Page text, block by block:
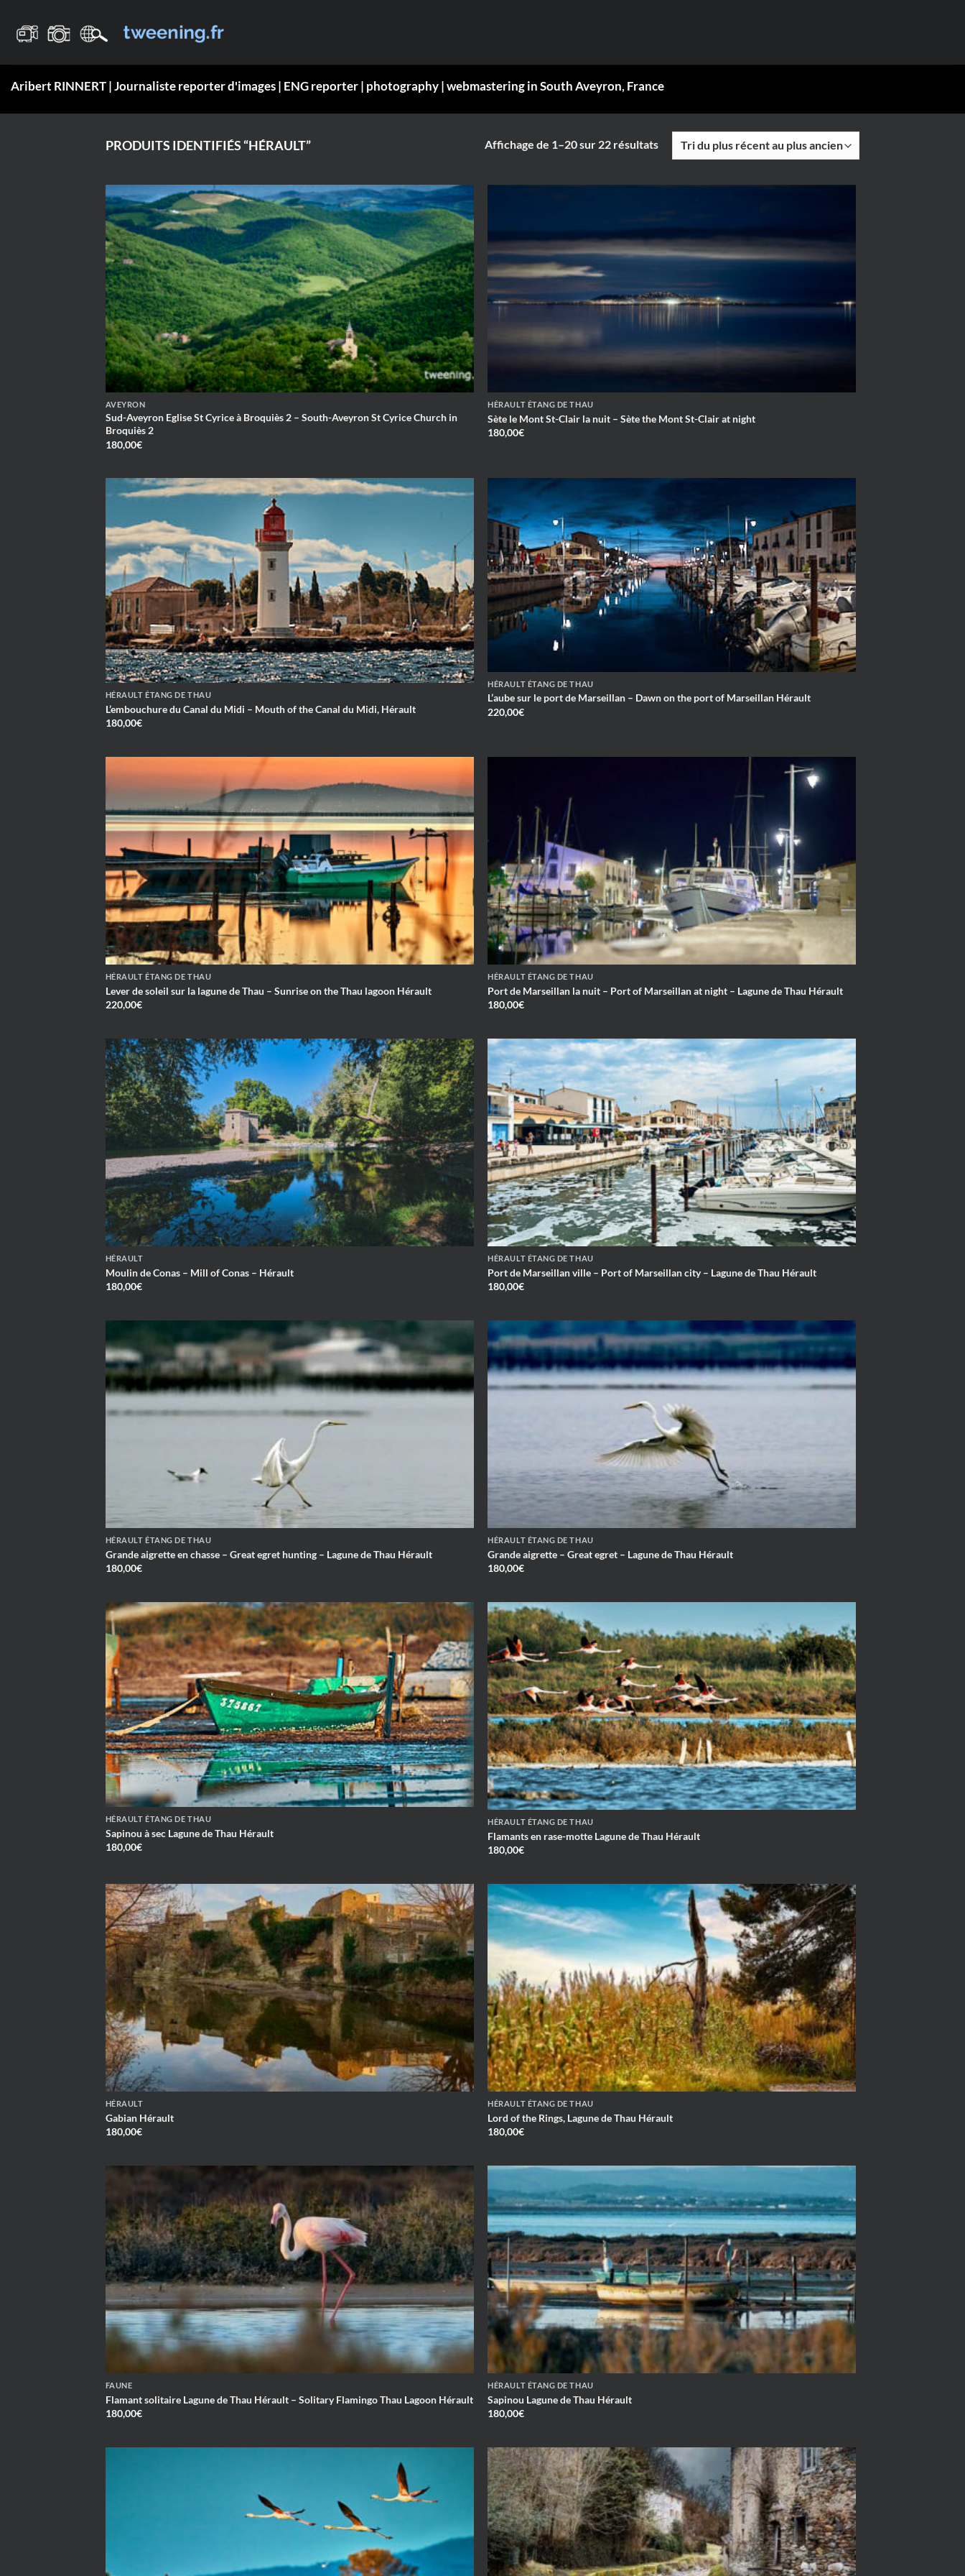
contenu
Aribert RINNERT | Journaliste reporter d'images | ENG reporter | photography | webmastering in South Aveyron, France
PRODUITS IDENTIFIÉS “HÉRAULT” Affichage de 1–20 sur 22 résultatsTrié
ancien
AVEYRON
Sud-Aveyron Eglise St Cyrice à Broquiès 2 – South-Aveyron St Cyrice Church in
Broquiès 2
180,00€
HÉRAULT ÉTANG DE THAU
Sète le Mont St-Clair la nuit – Sète the Mont St-Clair at night
180,00€
HÉRAULT ÉTANG DE THAU
L’embouchure du Canal du Midi – Mouth of the Canal du Midi, Hérault
180,00€
HÉRAULT ÉTANG DE THAU
L’aube sur le port de Marseillan – Dawn on the port of Marseillan Hérault
220,00€
HÉRAULT ÉTANG DE THAU
Lever de soleil sur la lagune de Thau – Sunrise on the Thau lagoon Hérault
220,00€
HÉRAULT ÉTANG DE THAU
Port de Marseillan la nuit – Port of Marseillan at night – Lagune de Thau Hérault
180,00€
HÉRAULT
Moulin de Conas – Mill of Conas – Hérault
180,00€
HÉRAULT ÉTANG DE THAU
Port de Marseillan ville – Port of Marseillan city – Lagune de Thau Hérault
180,00€
HÉRAULT ÉTANG DE THAU
Grande aigrette en chasse – Great egret hunting – Lagune de Thau Hérault
180,00€
HÉRAULT ÉTANG DE THAU
Grande aigrette – Great egret – Lagune de Thau Hérault
180,00€
HÉRAULT ÉTANG DE THAU
Sapinou à sec Lagune de Thau Hérault
180,00€
HÉRAULT ÉTANG DE THAU
Flamants en rase-motte Lagune de Thau Hérault
180,00€
HÉRAULT
Gabian Hérault
180,00€
HÉRAULT ÉTANG DE THAU
Lord of the Rings, Lagune de Thau Hérault
180,00€
FAUNE
Flamant solitaire Lagune de Thau Hérault – Solitary Flamingo Thau Lagoon Hérault
180,00€
HÉRAULT ÉTANG DE THAU
Sapinou Lagune de Thau Hérault
180,00€